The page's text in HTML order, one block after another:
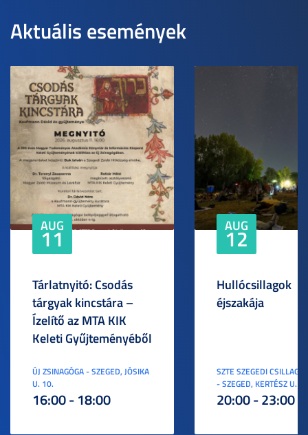
Aktuális események
AUG
11
Tárlatnyitó: Csodás
tárgyak kincstára –
Ízelítő az MTA KIK
Keleti Gyűjteményéből
ÚJ ZSINAGÓGA - SZEGED, JÓSIKA
U. 10.
16:00 - 18:00
AUG
12
Hullócsillagok
éjszakája
SZTE SZEGEDI
- SZEGED, KERTÉSZ U. 3.
20:00 - 23:00